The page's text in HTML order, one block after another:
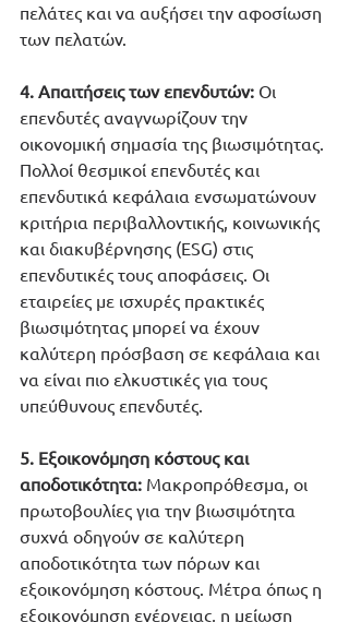
πελάτες και να αυξήσει την αφοσίωση
των πελατών.
4. Απαιτήσεις των επενδυτών: Οι
επενδυτές αναγνωρίζουν την
οικονομική σημασία της βιωσιμότητας.
Πολλοί θεσμικοί επενδυτές και
επενδυτικά κεφάλαια ενσωματώνουν
κριτήρια περιβαλλοντικής, κοινωνικής
και διακυβέρνησης (ESG) στις
επενδυτικές τους αποφάσεις. Οι
εταιρείες με ισχυρές πρακτικές
βιωσιμότητας μπορεί να έχουν
καλύτερη πρόσβαση σε κεφάλαια και
να είναι πιο ελκυστικές για τους
υπεύθυνους επενδυτές.
5. Εξοικονόμηση κόστους και
αποδοτικότητα: Μακροπρόθεσμα, οι
πρωτοβουλίες για την βιωσιμότητα
συχνά οδηγούν σε καλύτερη
αποδοτικότητα των πόρων και
εξοικονόμηση κόστους. Μέτρα όπως η
εξοικονόμηση ενέργειας, η μείωση